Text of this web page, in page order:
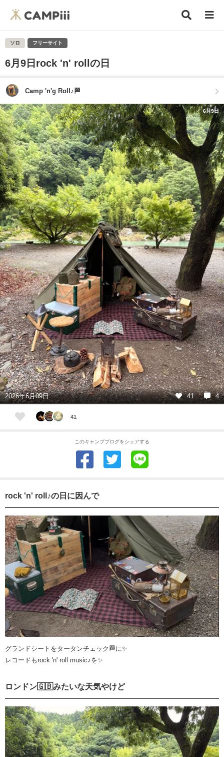
ソロ フリーサイト
6月9日rock 'n' rollの日
Camp 'n'g Roll♪🏁
6月9日
2026年6月09日 41 4
41
このキャンプブログをシェアする
rock 'n' roll♪の日に因んで
グランドシートをタータンチェック🏁に✨
レコードもrock 'n' roll music♪を✨
ロンドン🇬🇧みたいな天気やけど